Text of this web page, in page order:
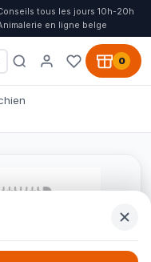
tous les jours 10h-20h
en ligne belge
0